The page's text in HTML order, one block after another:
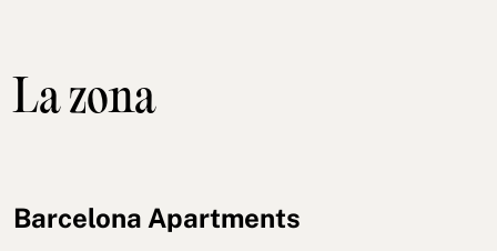
La zona
Barcelona Apartments